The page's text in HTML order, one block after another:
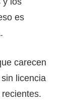
es
carecen
licencia